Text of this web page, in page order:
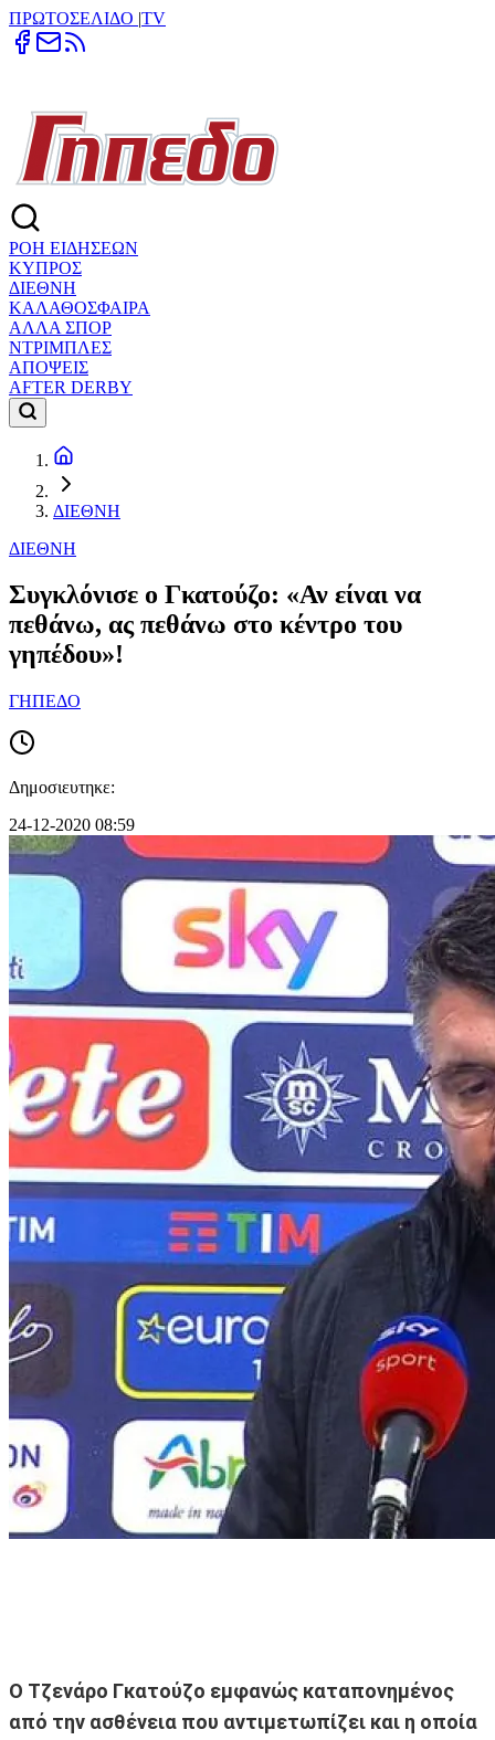
ΠΡΩΤΟΣΕΛΙΔΟ |TV
ΡΟΗ ΕΙΔΗΣΕΩΝ
ΚΥΠΡΟΣ
ΔΙΕΘΝΗ
ΚΑΛΑΘΟΣΦΑΙΡΑ
ΑΛΛΑ ΣΠΟΡ
ΝΤΡΙΜΠΛΕΣ
ΑΠΟΨΕΙΣ
AFTER DERBY
ΔΙΕΘΝΗ
ΔΙΕΘΝΗ
Συγκλόνισε ο Γκατούζο: «Αν είναι να
πεθάνω, ας πεθάνω στο κέντρο του
γηπέδου»!
ΓΗΠΕΔΟ
Δημοσιευτηκε:
24-12-2020 08:59
Ο Τζενάρο Γκατούζο εμφανώς καταπονημένος
από την ασθένεια που αντιμετωπίζει και η οποία